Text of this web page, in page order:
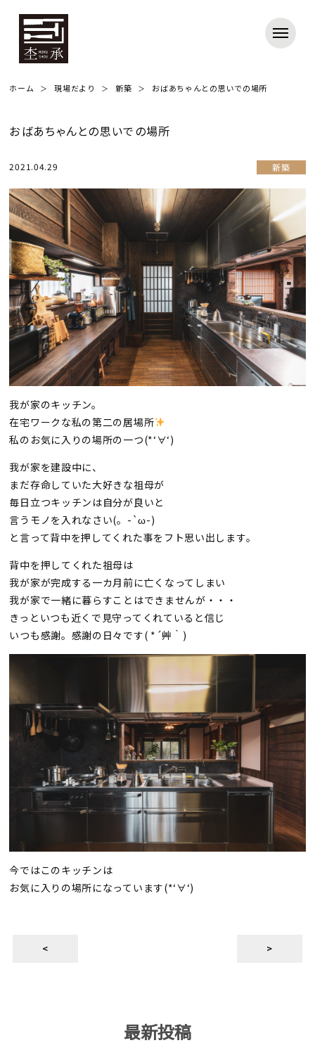
ホーム 現場だより 新築 おばあちゃんとの思いでの場所
おばあちゃんとの思いでの場所
2021.04.29 新築
我が家のキッチン。
在宅ワークな私の第二の居場所
私のお気に入りの場所の一つ(*‘∀‘)
我が家を建設中に、
まだ存命していた大好きな祖母が
毎日立つキッチンは自分が良いと
言うモノを入れなさい(。-`ω-)
と言って背中を押してくれた事をフト思い出します。
背中を押してくれた祖母は
我が家が完成する一カ月前に亡くなってしまい
我が家で一緒に暮らすことはできませんが・・・
きっといつも近くで見守ってくれていると信じ
いつも感謝。感謝の日々です( *´艸｀)
今ではこのキッチンは
お気に入りの場所になっています(*‘∀‘)
< >
最新投稿